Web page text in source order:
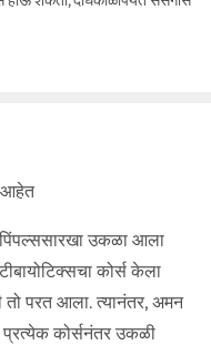
आहेत
पिंपल्ससारखा उकळा आला
कोर्स केला
तो परत आला. त्यानंतर, अमन
कोर्सनंतर उकळी